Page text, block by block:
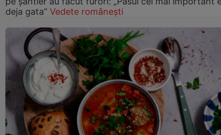
deja gata” Vedete românești